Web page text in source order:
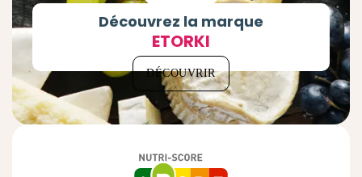
Découvrez la marque
ETORKI
DÉCOUVRIR